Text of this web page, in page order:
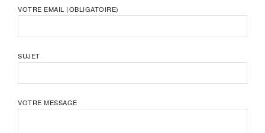
VOTRE EMAIL (OBLIGATOIRE)
SUJET
VOTRE MESSAGE